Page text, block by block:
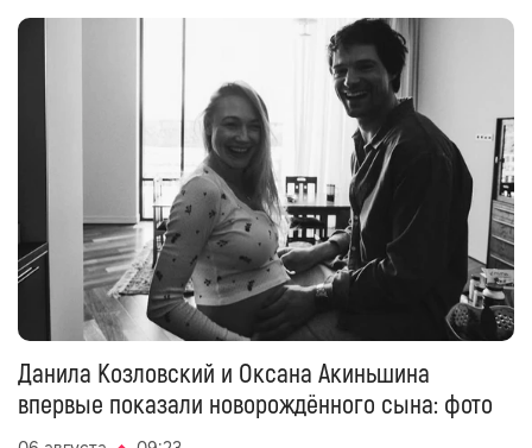
Данила Козловский и Оксана Акиньшина
впервые показали новорождённого сына: фото